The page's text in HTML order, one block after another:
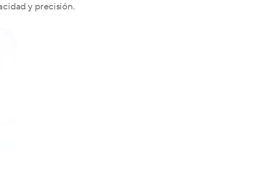
y precisión.